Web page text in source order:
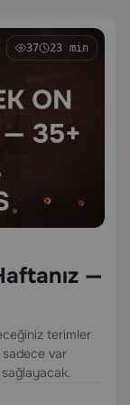
37 23 min
—
terimler
sadece var
sağlayacak.